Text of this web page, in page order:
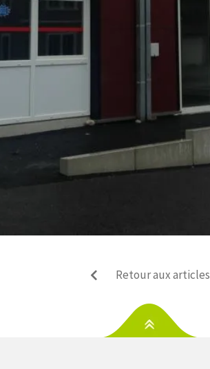
Retour aux articles